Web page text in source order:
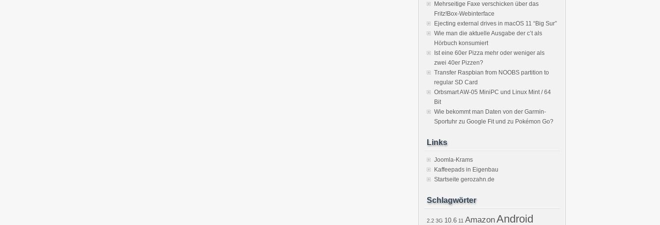
Mehrseitige Faxe verschicken über das
Fritz!Box-Webinterface
Ejecting external drives in macOS 11 “Big Sur”
Wie man die aktuelle Ausgabe der c’t als
Hörbuch konsumiert
Ist eine 60er Pizza mehr oder weniger als
zwei 40er Pizzen?
Transfer Raspbian from NOOBS partition to
regular SD Card
Orbsmart AW-05 MiniPC und Linux Mint / 64
Bit
Wie bekommt man Daten von der Garmin-
Sportuhr zu Google Fit und zu Pokémon Go?
Links
Joomla-Krams
Kaffeepads in Eigenbau
Startseite gerozahn.de
Schlagwörter
2.2 3G 10.6 11 AmazonAndroid